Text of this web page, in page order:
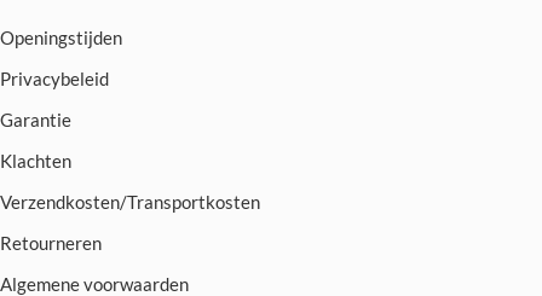
Openingstijden
Privacybeleid
Garantie
Klachten
Verzendkosten/Transportkosten
Retourneren
Algemene voorwaarden